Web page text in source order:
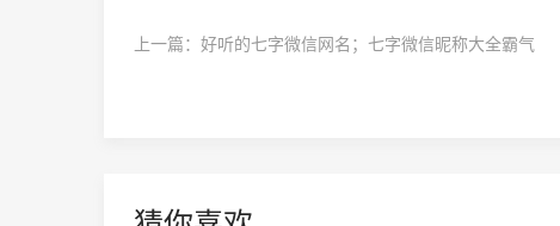
上一篇： 好听的七字微信网名；七字微信昵称大全霸气